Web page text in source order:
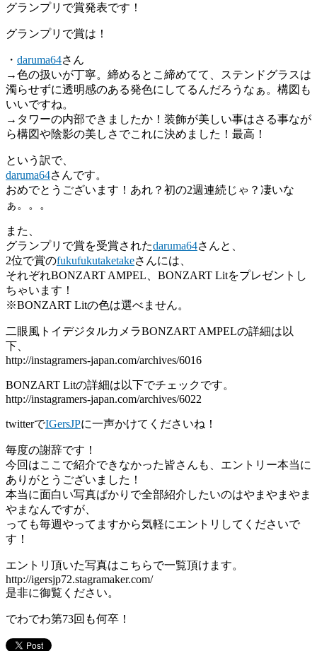
グランプリで賞発表です！
グランプリで賞は！
・ daruma64さん
→色の扱いが丁寧。締めるとこ締めてて、ステンドグラスは
濁らせずに透明感のある発色にしてるんだろうなぁ。構図も
いいですね。
→タワーの内部できましたか！装飾が美しい事はさる事なが
ら構図や陰影の美しさでこれに決めました！最高！
という訳で、
daruma64さんです。
おめでとうございます！あれ？初の2週連続じゃ？凄いな
ぁ。。。
また、
グランプリで賞を受賞されたdaruma64さんと、
2位で賞のfukufukutaketakeさんには、
それぞれBONZART AMPEL、BONZART Litをプレゼントし
ちゃいます！
※BONZART Litの色は選べません。
二眼風トイデジタルカメラBONZART AMPELの詳細は以
下、
http://instagramers-japan.com/archives/6016
BONZART Litの詳細は以下でチェックです。
http://instagramers-japan.com/archives/6022
twitterでIGersJPに一声かけてくださいね！
毎度の謝辞です！
今回はここで紹介できなかった皆さんも、エントリー本当に
ありがとうございました！
本当に面白い写真ばかりで全部紹介したいのはやまやまやま
やまなんですが、
っても毎週やってますから気軽にエントリしてくださいで
す！
エントリ頂いた写真はこちらで一覧頂けます。
http://igersjp72.stagramaker.com/
是非に御覧ください。
でわでわ第73回も何卒！